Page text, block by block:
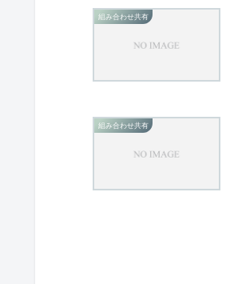
組み合わせ共有
組み合わせ共有